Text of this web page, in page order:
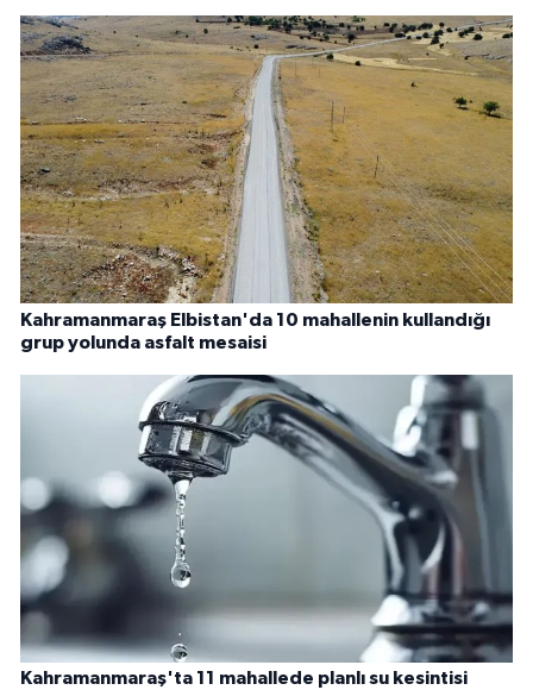
Kahramanmaraş Elbistan'da 10 mahallenin kullandığı
grup yolunda asfalt mesaisi
Kahramanmaraş'ta 11 mahallede planlı su kesintisi